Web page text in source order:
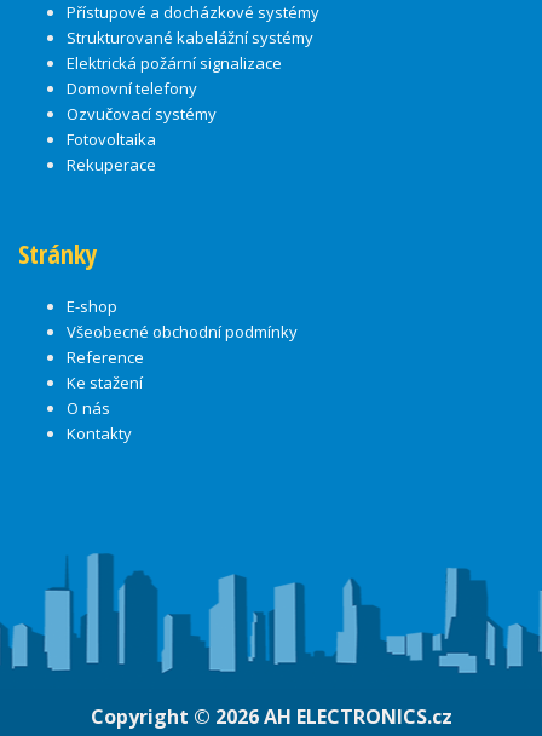
Přístupové a docházkové systémy
Strukturované kabelážní systémy
Elektrická požární signalizace
Domovní telefony
Ozvučovací systémy
Fotovoltaika
Rekuperace
Stránky
E-shop
Všeobecné obchodní podmínky
Reference
Ke stažení
O nás
Kontakty
Copyright © 2026AH ELECTRONICS.cz